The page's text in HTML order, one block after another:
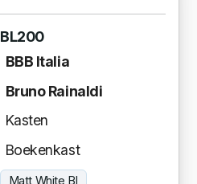
BL200
BBB Italia
Bruno Rainaldi
Kasten
Boekenkast
Matt White BI